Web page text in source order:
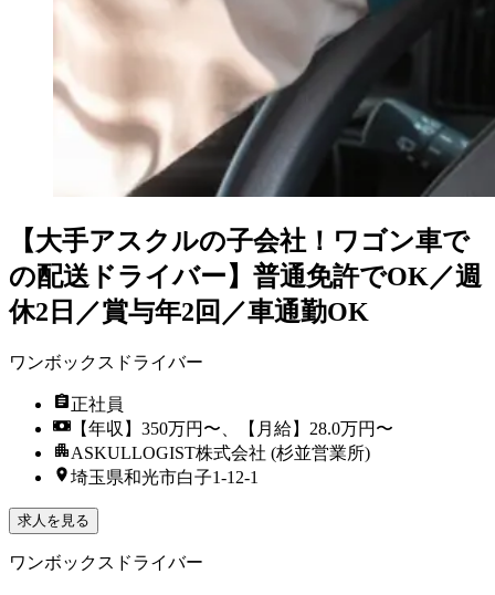
【大手アスクルの子会社！ワゴン車で
の配送ドライバー】普通免許でOK／週
休2日／賞与年2回／車通勤OK
ワンボックスドライバー
正社員
【年収】350万円〜、【月給】28.0万円〜
ASKULLOGIST株式会社 (杉並営業所)
埼玉県和光市白子1-12-1
求人を見る
ワンボックスドライバー